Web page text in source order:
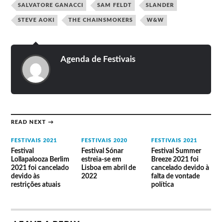
Sigala.
21
de
Axwell Λ Ingrosso,
Borgore,
Carnage,
Cesqeaux,
Crankdat,
Jauz,
Malaa,
Tchami,
Yellow Claw.
Chris Rocka,
22
Bassjackers, Don
Alle Farben
(& friends),
Curtis Alto
Klingande
Alison
Wonderland,
Headhunterz,
SALVATORE GANACCI SAM FELDT SLANDER
STEVE AOKI THE CHAINSMOKERS W&W
Agenda de Festivais
READ NEXT →
FESTIVAIS 2021
Festival
Lollapalooza Berlim
2021 foi cancelado
devido às
restrições atuais
FESTIVAIS 2020
Festival Sónar
estreia-se em
Lisboa em abril de
2022
FESTIVAIS 2021
Festival Summer
Breeze 2021 foi
cancelado devido à
falta de vontade
política